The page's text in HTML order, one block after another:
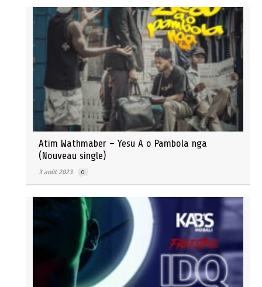
Atim Wathmaber – Yesu A o Pambola nga
(Nouveau single)
3 août 2023 0